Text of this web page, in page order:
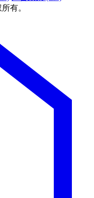
有。